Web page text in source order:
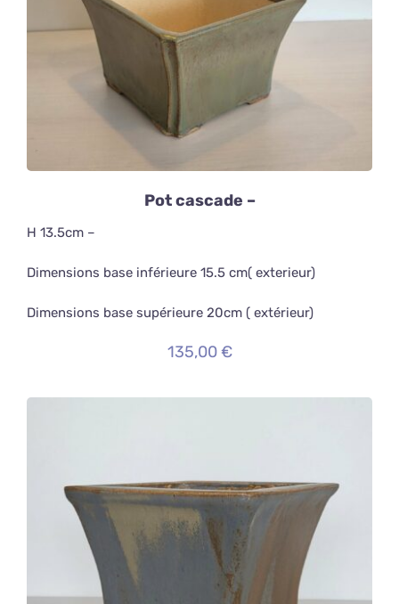
AJOUTER AU PANIER
DÉTAILS
Pot cascade –
H 13.5cm –
Dimensions base inférieure 15.5 cm( exterieur)
Dimensions base supérieure 20cm ( extérieur)
135,00€
AJOUTER AU PANIER
DÉTAILS